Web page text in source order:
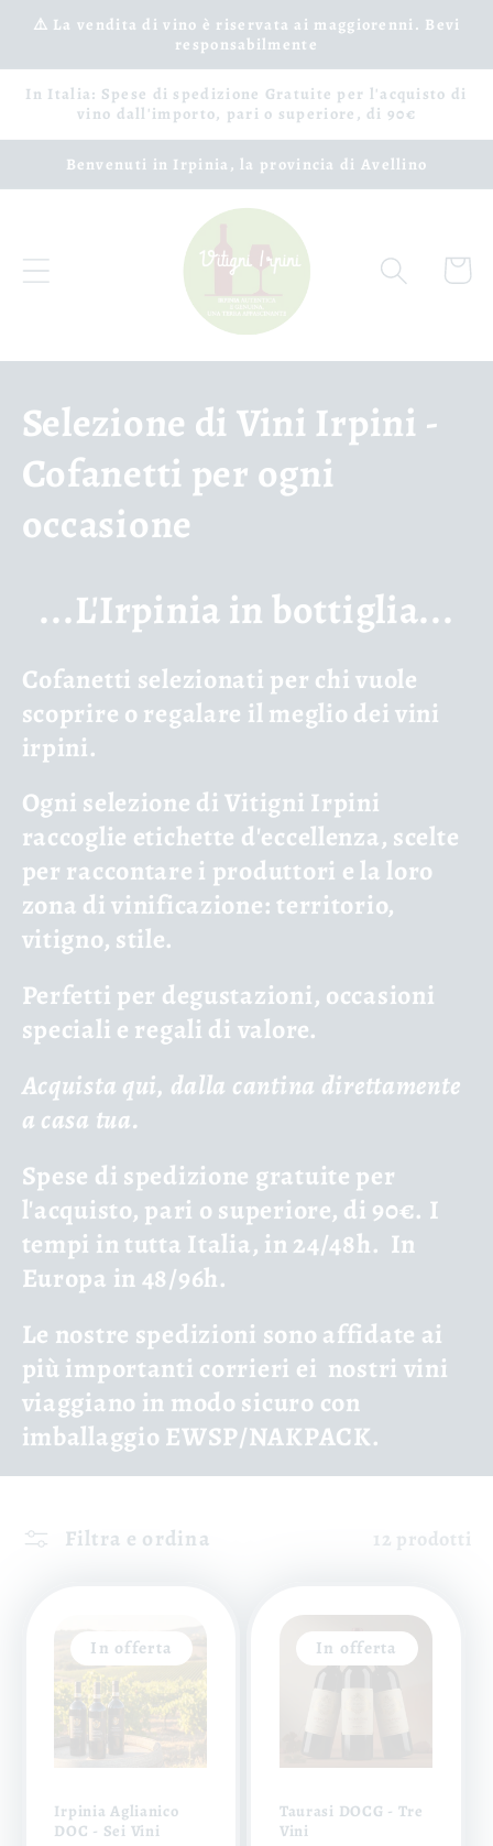
Vai
direttamente
⚠️ La vendita di vino è riservata ai maggiorenni. Bevi
responsabilmente
In Italia: Spese di spedizione Gratuite per l'acquisto di
vino dall'importo, pari o superiore, di 90€
Benvenuti in Irpinia, la provincia di Avellino
Carrello
C
o
l
z
i
n
e
:
Selezione di Vini Irpini -
Cofanetti per ogni
occasione
...L'Irpinia in bottiglia...
Cofanetti selezionati per chi vuole
scoprire o regalare il meglio dei vini
irpini.
Ogni selezione di Vitigni Irpini
raccoglie etichette d'eccellenza, scelte
per raccontare i produttori e la loro
zona di vinificazione: territorio,
vitigno, stile.
Perfetti per degustazioni, occasioni
speciali e regali di valore.
Acquista qui, dalla cantina direttamente
a casa tua.
Spese di spedizione gratuite per
l'acquisto, pari o superiore, di 90€. I
tempi in tutta Italia, in 24/48h. In
Europa in 48/96h.
Le nostre spedizioni sono affidate ai
più importanti corrieri ei nostri vini
viaggiano in modo sicuro con
imballaggio EWSP/NAKPACK.
Filtra e ordina 12 prodotti
In offerta
Irpinia Aglianico
DOC - Sei Vini
In offerta
Taurasi DOCG - Tre
Vini